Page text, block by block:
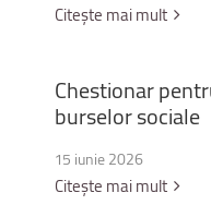
Citește mai mult
Chestionar
burselorsociale
15 iunie 2026
Citește mai mult